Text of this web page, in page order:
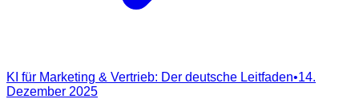
KI für Marketing & Vertrieb: Der deutsche Leitfaden•14.
Dezember 2025